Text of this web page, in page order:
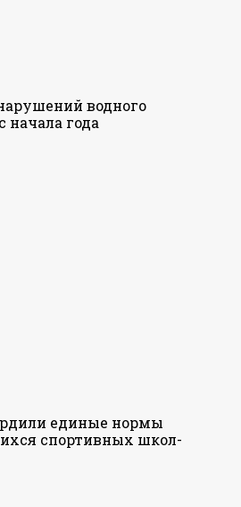
водного
начала года
единые нормы
спортивных школ-